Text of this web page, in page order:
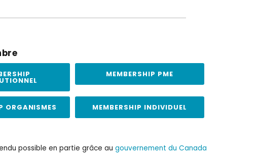
MEMBERSHIP PME
ORGANISMES MEMBERSHIP INDIVIDUEL
possible en partie grâce augouvernement du Canada